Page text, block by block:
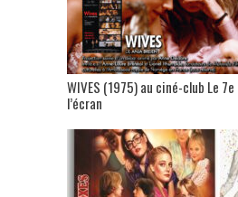
WIVES (1975) au ciné-club Le
l’écran